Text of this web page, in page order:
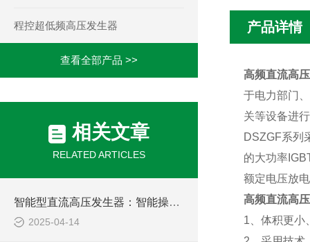
程控超低频高压发生器
查看全部产品 >>
相关文章
RELATED ARTICLES
智能型直流高压发生器：智能操控，轻松驾驭高压测试难题
2025-04-14
产品详情
高频直流高
于电力部门
关等设备进
DSZGF系列
的大功率
额定电压放
高频直流高
1 、体积更